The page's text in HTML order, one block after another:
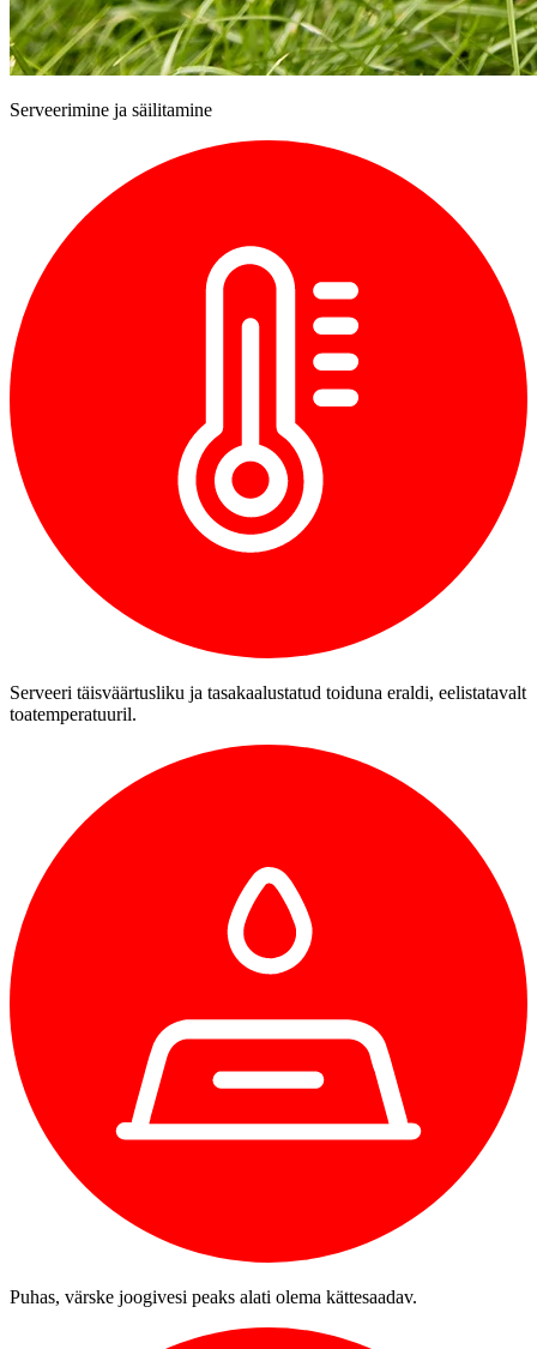
Serveerimine ja säilitamine
Serveeri täisväärtusliku ja tasakaalustatud toiduna eraldi, eelistatavalt
toatemperatuuril.
Puhas, värske joogivesi peaks alati olema kättesaadav.